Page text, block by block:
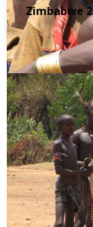
Zimbabwe
Az e-mail címet